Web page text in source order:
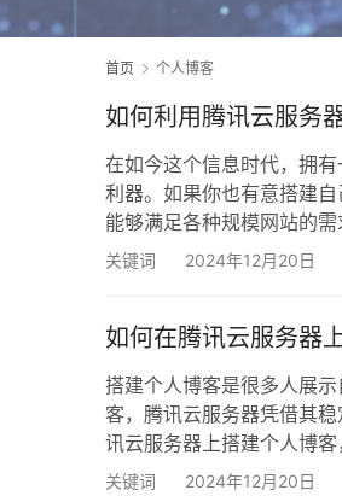
首页 个人博客
如何利用腾讯云服务
在如今这个信息时代，拥
利器。如果你也有意搭建
能够满足各种规模网站的
客搭建。 为什么选择腾讯
关键词 2024年12月20日
如何在腾讯云服务器
搭建个人博客是很多人展
客，腾讯云服务器凭借其
讯云服务器上搭建个人博
合适的腾讯云服务器配置
关键词 2024年12月20日